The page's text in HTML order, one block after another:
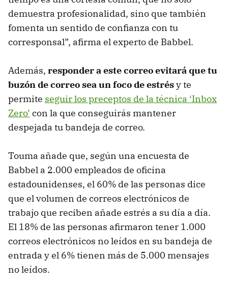
demuestra profesionalidad, sino que también
fomenta un sentido de confianza con tu
corresponsal”, afirma el experto de Babbel.
Además, responder a este correo evitará que tu
buzón de correo sea un foco de estrésy te
permite seguir los preceptos de la técnica ‘Inbox
Zero’ con la que conseguirás mantener
despejada tu bandeja de correo.
Touma añade que, según una encuesta de
Babbel a 2.000 empleados de oficina
estadounidenses, el 60% de las personas dice
que el volumen de correos electrónicos de
trabajo que reciben añade estrés a su día a día.
El 18% de las personas afirmaron tener 1.000
correos electrónicos no leídos en su bandeja de
entrada y el 6% tienen más de 5.000 mensajes
no leídos.